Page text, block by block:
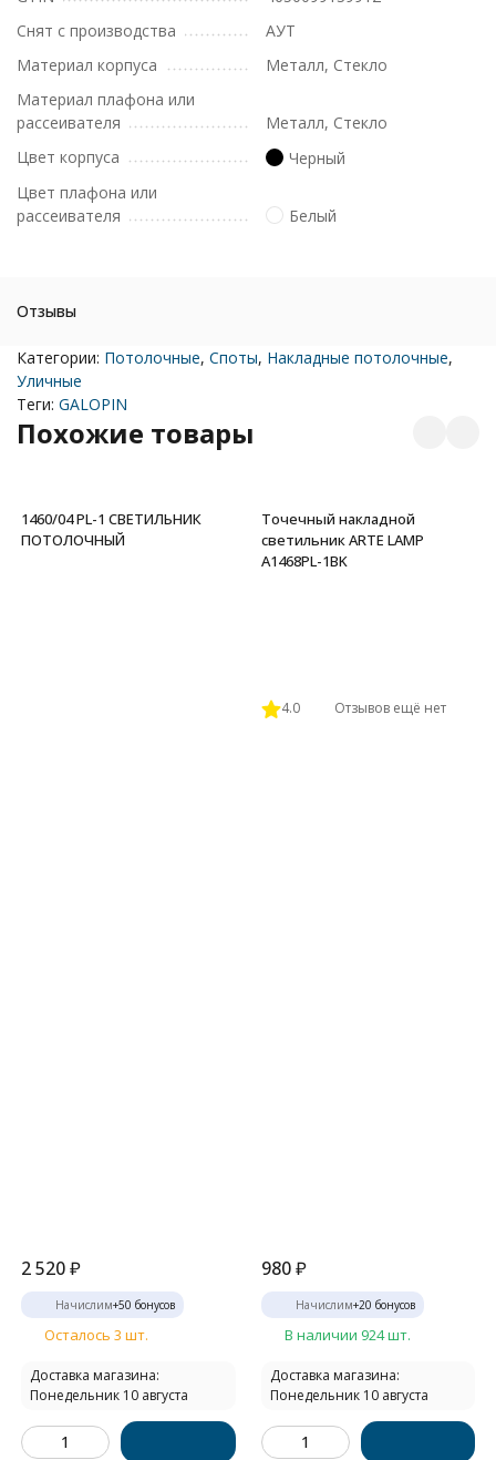
Снят с производства
АУТ
Материал корпуса
Металл, Стекло
Материал плафона или
рассеивателя
Металл, Стекло
Цвет корпуса
Черный
Цвет плафона или
рассеивателя
Белый
Отзывы
Категории: Потолочные, Споты, Накладные потолочные,
Уличные
Теги: GALOPIN
Похожие товары
1460/04 PL-1 СВЕТИЛЬНИК
ПОТОЛОЧНЫЙ
2 520₽
Начислим+50 бонусов
Осталось 3 шт.
Доставка магазина:
Понедельник 10 августа
Точечный накладной
светильник ARTE LAMP
A1468PL-1BK
4.0 Отзывов ещё нет
980 ₽
Начислим+20 бонусов
В наличии 924 шт.
Доставка магазина:
Понедельник 10 августа